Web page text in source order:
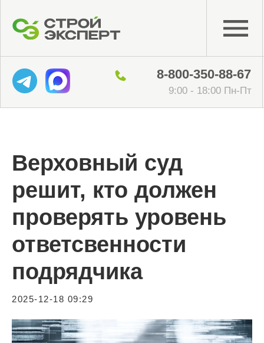
Верховный суд
решит, кто должен
проверять уровень
ответсвенности
подрядчика
2025-12-18 09:29